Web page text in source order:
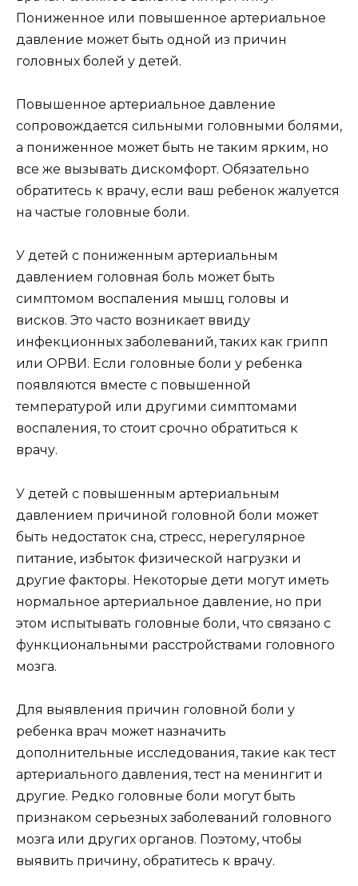
Пониженное или повышенное артериальное
давление может быть одной из причин
головных болей у детей.
Повышенное артериальное давление
сопровождается сильными головными болями,
а пониженное может быть не таким ярким, но
все же вызывать дискомфорт. Обязательно
обратитесь к врачу, если ваш ребенок жалуется
на частые головные боли.
У детей с пониженным артериальным
давлением головная боль может быть
симптомом воспаления мышц головы и
висков. Это часто возникает ввиду
инфекционных заболеваний, таких как грипп
или ОРВИ. Если головные боли у ребенка
появляются вместе с повышенной
температурой или другими симптомами
воспаления, то стоит срочно обратиться к
врачу.
У детей с повышенным артериальным
давлением причиной головной боли может
быть недостаток сна, стресс, нерегулярное
питание, избыток физической нагрузки и
другие факторы. Некоторые дети могут иметь
нормальное артериальное давление, но при
этом испытывать головные боли, что связано с
функциональными расстройствами головного
мозга.
Для выявления причин головной боли у
ребенка врач может назначить
дополнительные исследования, такие как тест
артериального давления, тест на менингит и
другие. Редко головные боли могут быть
признаком серьезных заболеваний головного
мозга или других органов. Поэтому, чтобы
выявить причину, обратитесь к врачу.